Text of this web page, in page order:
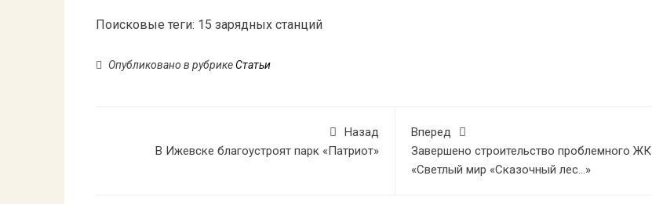
Поисковые теги: 15 зарядных станций
Опубликовано в рубрикеСтатьи
Назад
В Ижевске благоустроят парк «Патриот»
Вперед
Завершено строительство проблемного ЖК
«Светлый мир «Сказочный лес…»